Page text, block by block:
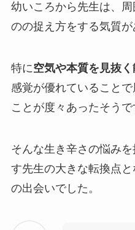
幼いころから先生は、
のの捉え方をする気質が
特に空気や本質を見抜く
感覚が優れていること
ことが度々あったそうで
そんな生き辛さの悩み
す先生の大きな転換点と
の出会いでした。